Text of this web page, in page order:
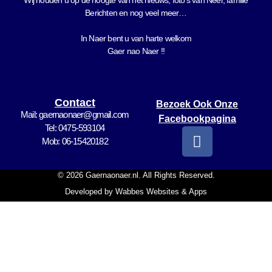
Berichten en nog veel meer…
In Naer bent u van harte welkom
Gaer nao Naer !!
Contact
Mail: gaernaonaer@gmail.com
Tel: 0475-593104
Mob: 06-15420182
Bezoek Ook Onze
Facebookpagina
© 2026 Gaernaonaer.nl. All Rights Reserved.
Developed by Wabbes Websites & Apps